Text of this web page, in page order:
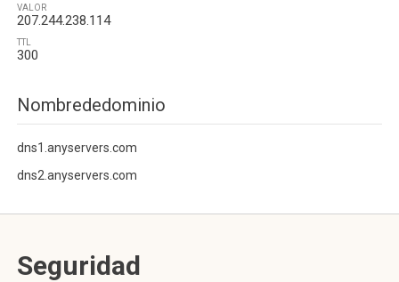
VALOR
207.244.238.114
TTL
300
Nombrededominio
dns1.anyservers.com
dns2.anyservers.com
Seguridad